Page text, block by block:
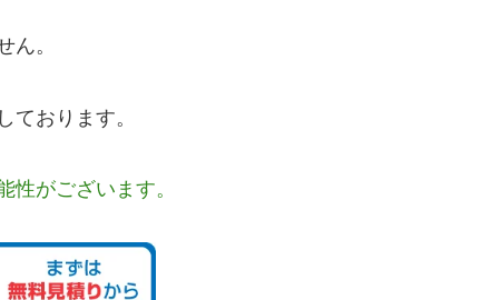
ん。
おります。
がございます。